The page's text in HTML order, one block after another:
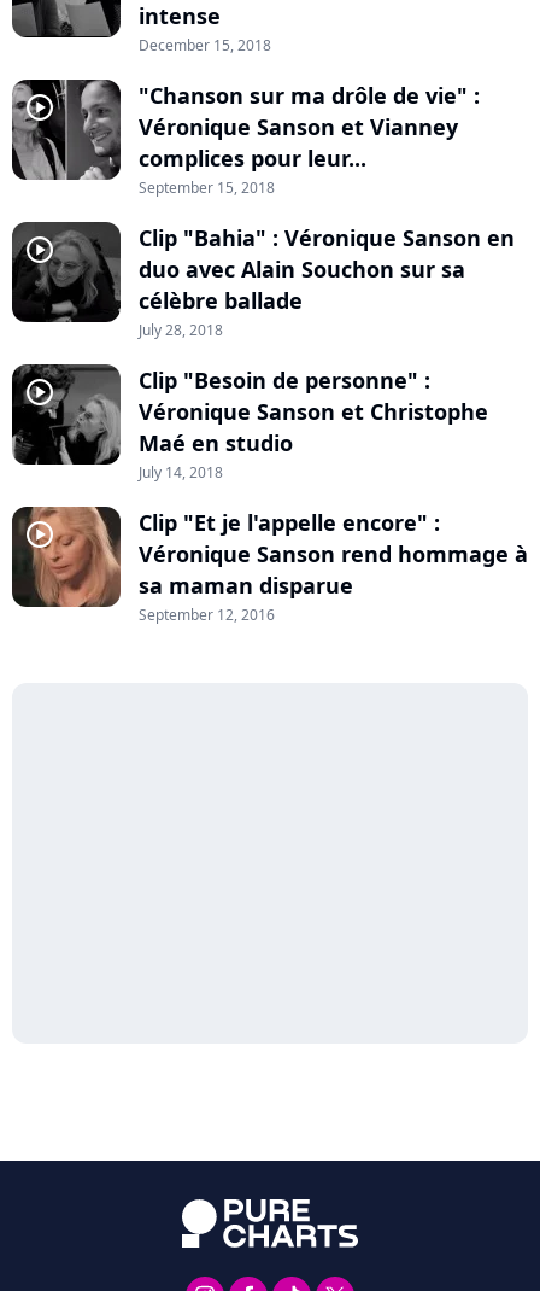
intense
December 15, 2018
player2
"Chanson sur ma drôle de vie" :
Véronique Sanson et Vianney
complices pour leur...
September 15, 2018
player2
Clip "Bahia" : Véronique Sanson en
duo avec Alain Souchon sur sa
célèbre ballade
July 28, 2018
player2
Clip "Besoin de personne" :
Véronique Sanson et Christophe
Maé en studio
July 14, 2018
player2
Clip "Et je l'appelle encore" :
Véronique Sanson rend hommage à
sa maman disparue
September 12, 2016